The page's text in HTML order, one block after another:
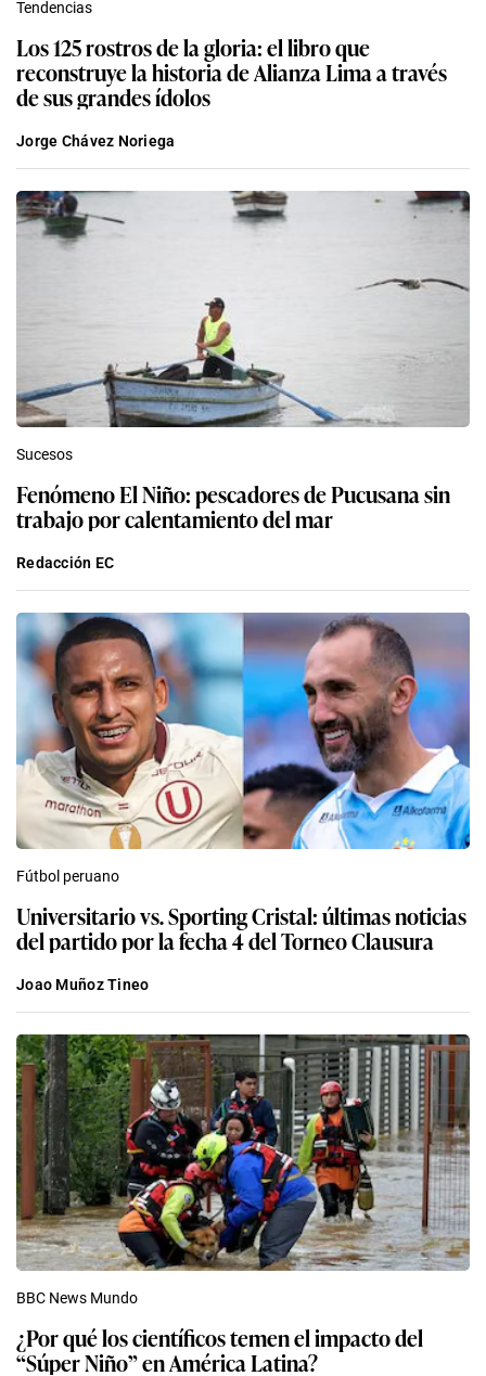
Tendencias
Los 125 rostros de la gloria: el libro que
reconstruye la historia de Alianza Lima a través
de sus grandes ídolos
Jorge Chávez Noriega
Sucesos
Fenómeno El Niño: pescadores de Pucusana sin
trabajo por calentamiento del mar
Redacción EC
Fútbol peruano
Universitario vs. Sporting Cristal: últimas noticias
del partido por la fecha 4 del Torneo Clausura
Joao Muñoz Tineo
BBC News Mundo
¿Por qué los científicos temen el impacto del
“Súper Niño” en América Latina?